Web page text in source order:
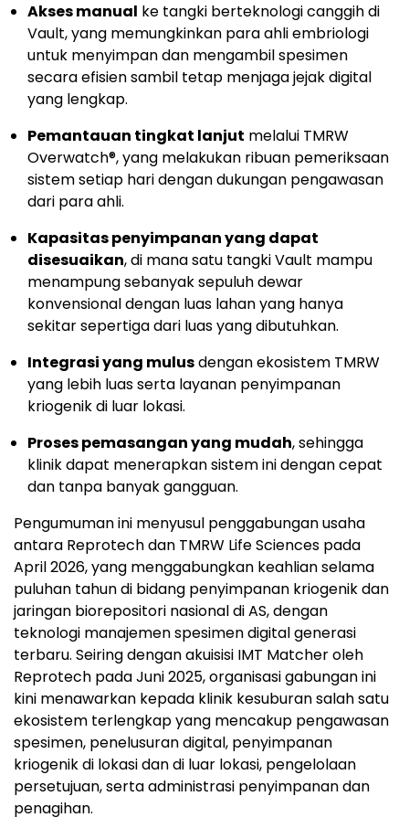
Akses manual ke tangki berteknologi canggih di
Vault, yang memungkinkan para ahli embriologi
untuk menyimpan dan mengambil spesimen
secara efisien sambil tetap menjaga jejak digital
yang lengkap.
Pemantauan tingkat lanjut melalui TMRW
Overwatch®, yang melakukan ribuan pemeriksaan
sistem setiap hari dengan dukungan pengawasan
dari para ahli.
Kapasitas penyimpanan yang dapat
disesuaikan, di mana satu tangki Vault mampu
menampung sebanyak sepuluh dewar
konvensional dengan luas lahan yang hanya
sekitar sepertiga dari luas yang dibutuhkan.
Integrasi yang mulusdengan ekosistem TMRW
yang lebih luas serta layanan penyimpanan
kriogenik di luar lokasi.
Proses pemasangan yang mudah, sehingga
klinik dapat menerapkan sistem ini dengan cepat
dan tanpa banyak gangguan.
Pengumuman ini menyusul penggabungan usaha
antara Reprotech dan TMRW Life Sciences pada
April 2026, yang menggabungkan keahlian selama
puluhan tahun di bidang penyimpanan kriogenik dan
jaringan biorepositori nasional di AS, dengan
teknologi manajemen spesimen digital generasi
terbaru. Seiring dengan akuisisi IMT Matcher oleh
Reprotech pada Juni 2025, organisasi gabungan ini
kini menawarkan kepada klinik kesuburan salah satu
ekosistem terlengkap yang mencakup pengawasan
spesimen, penelusuran digital, penyimpanan
kriogenik di lokasi dan di luar lokasi, pengelolaan
persetujuan, serta administrasi penyimpanan dan
penagihan.